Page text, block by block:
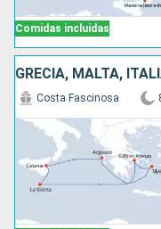
Comidas incluidas
GRECIA, MALTA,
Costa Fascinosa